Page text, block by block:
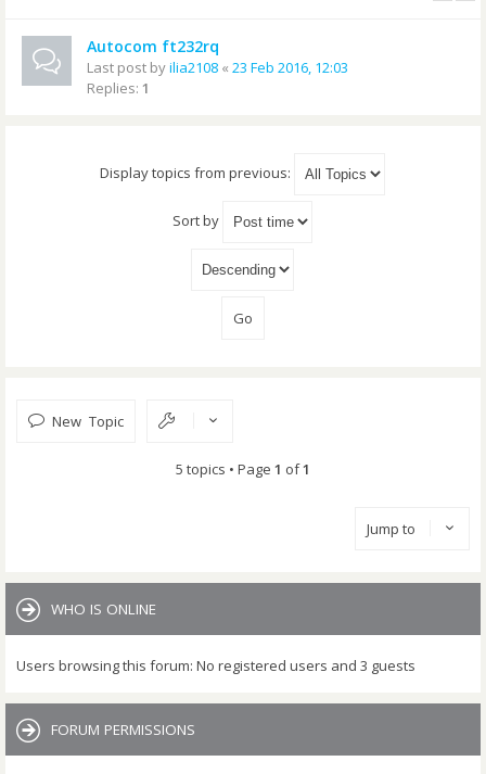
Autocom ft232rq
Last post byilia2108 « 23 Feb 2016, 12:03
Replies: 1
Display topics from previous:
Sort by
New Topic
5 topics • Page 1 of1
Jump to
WHO IS ONLINE
Users browsing this forum: No registered users and 3 guests
FORUM PERMISSIONS